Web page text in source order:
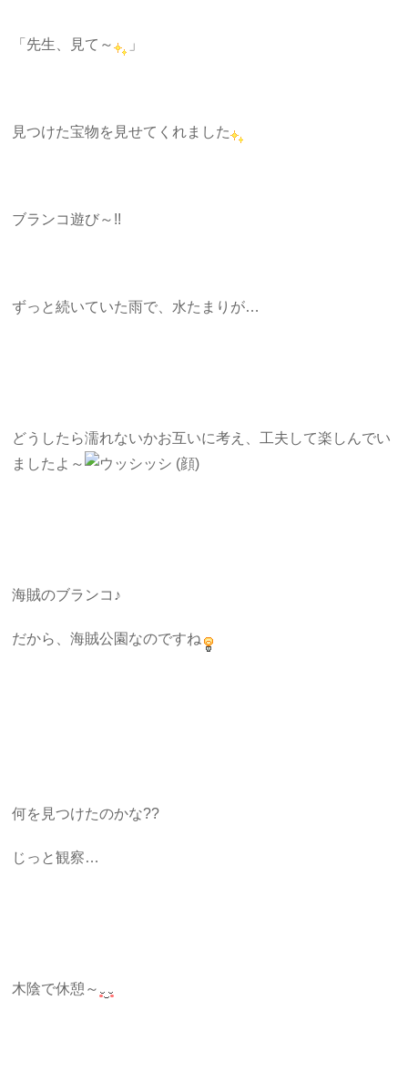
「先生、見て～ 」
見つけた宝物を見せてくれました
ブランコ遊び～!!
ずっと続いていた雨で、水たまりが…
どうしたら濡れないかお互いに考え、工夫して楽しんでい
ましたよ～
海賊のブランコ♪
だから、海賊公園なのですね
何を見つけたのかな??
じっと観察…
木陰で休憩～